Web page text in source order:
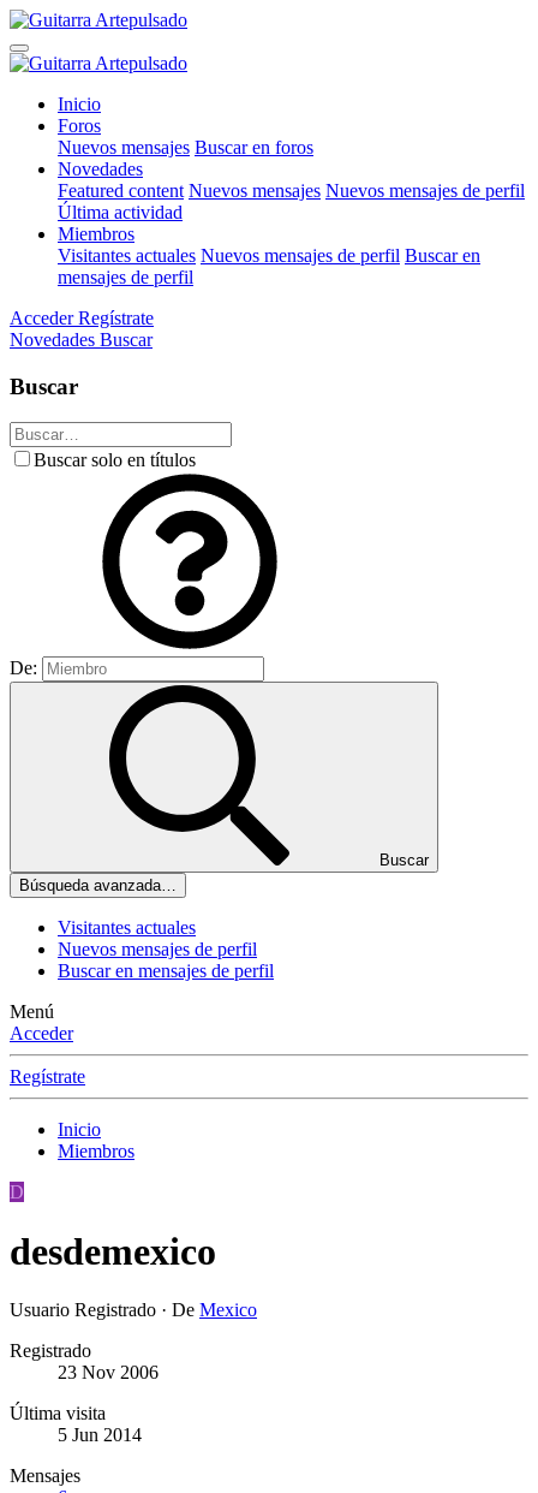
Inicio
Foros
Nuevos mensajes Buscar en foros
Novedades
Featured content Nuevos mensajes Nuevos mensajes de perfil
Última actividad
Miembros
Visitantes actuales Nuevos mensajes de perfil Buscar en
mensajes de perfil
Acceder Regístrate
Novedades Buscar
Buscar
Buscar solo en títulos
De:
Buscar
Búsqueda avanzada…
Visitantes actuales
Nuevos mensajes de perfil
Buscar en mensajes de perfil
Menú
Acceder
Regístrate
Inicio
Miembros
D
desdemexico
Usuario Registrado · De Mexico
Registrado
23 Nov 2006
Última visita
5 Jun 2014
Mensajes